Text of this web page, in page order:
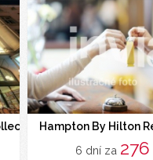
By Hilton
Hampton By Hilton
6 dní za